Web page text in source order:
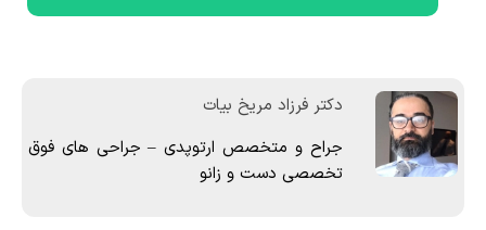
دکتر فرزاد مریخ بیات
جراح و متخصص ارتوپدی – جراحی های فوق
تخصصی دست و زانو